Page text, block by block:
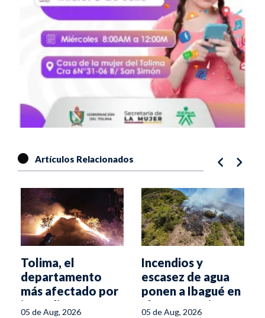
Artículos Relacionados
Tolima, el
departamento
más afectado por
incendios
05 de Aug, 2026
Incendios y
escasez de agua
ponen a Ibagué en
alerta naranja
05 de Aug, 2026